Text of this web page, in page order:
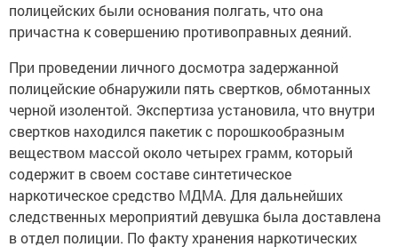
полицейских были основания полгать, что она
причастна к совершению противоправных деяний.
При проведении личного досмотра задержанной
полицейские обнаружили пять свертков, обмотанных
черной изолентой. Экспертиза установила, что внутри
свертков находился пакетик с порошкообразным
веществом массой около четырех грамм, который
содержит в своем составе синтетическое
наркотическое средство МДМА. Для дальнейших
следственных мероприятий девушка была доставлена
в отдел полиции. По факту хранения наркотических